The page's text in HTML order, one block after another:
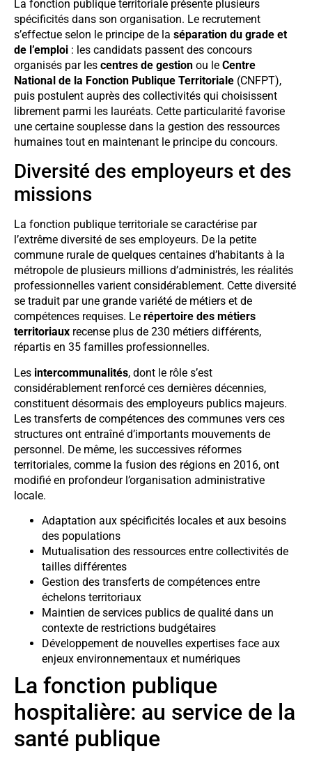
La fonction publique territoriale présente plusieurs
spécificités dans son organisation. Le recrutement
s’effectue selon le principe de la séparation du grade et
de l’emploi : les candidats passent des concours
organisés par les centres de gestion ou le Centre
National de la Fonction Publique Territoriale (CNFPT),
puis postulent auprès des collectivités qui choisissent
librement parmi les lauréats. Cette particularité favorise
une certaine souplesse dans la gestion des ressources
humaines tout en maintenant le principe du concours.
Diversité des employeurs et des
missions
La fonction publique territoriale se caractérise par
l’extrême diversité de ses employeurs. De la petite
commune rurale de quelques centaines d’habitants à la
métropole de plusieurs millions d’administrés, les réalités
professionnelles varient considérablement. Cette diversité
se traduit par une grande variété de métiers et de
compétences requises. Le répertoire des métiers
territoriaux recense plus de 230 métiers différents,
répartis en 35 familles professionnelles.
Les intercommunalités, dont le rôle s’est
considérablement renforcé ces dernières décennies,
constituent désormais des employeurs publics majeurs.
Les transferts de compétences des communes vers ces
structures ont entraîné d’importants mouvements de
personnel. De même, les successives réformes
territoriales, comme la fusion des régions en 2016, ont
modifié en profondeur l’organisation administrative
locale.
Adaptation aux spécificités locales et aux besoins
des populations
Mutualisation des ressources entre collectivités de
tailles différentes
Gestion des transferts de compétences entre
échelons territoriaux
Maintien de services publics de qualité dans un
contexte de restrictions budgétaires
Développement de nouvelles expertises face aux
enjeux environnementaux et numériques
La fonction publique
hospitalière: au service de la
santé publique